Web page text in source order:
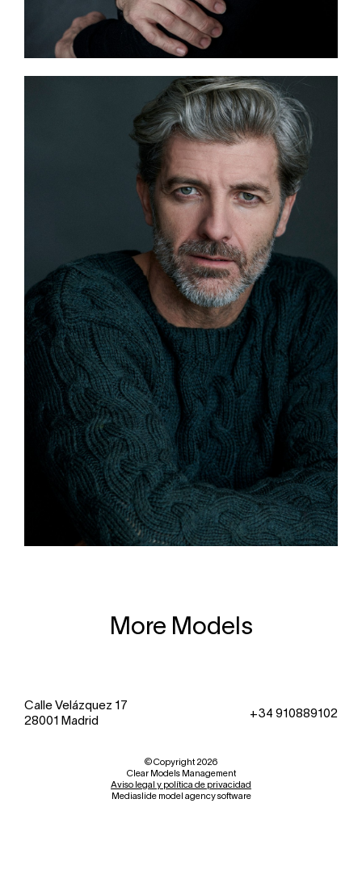
More Models
Calle Velázquez 17
28001 Madrid
+34 910889102
© Copyright 2026
Clear Models Management
Aviso legal y política de privacidad
Mediaslide model agency software